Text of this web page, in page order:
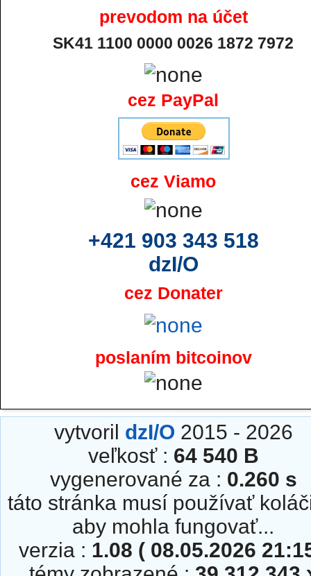
prevodom na účet
SK41 1100 0000 0026 1872 7972
cez PayPal
cez Viamo
+421 903 343 518
dzI/O
cez Donater
poslaním bitcoinov
vytvoril dzI/O 2015 - 2026
veľkosť : 64 540 B
vygenerované za : 0.260 s
táto stránka musí používať
aby mohla fungovať...
verzia : 1.08 ( 08.05.2026